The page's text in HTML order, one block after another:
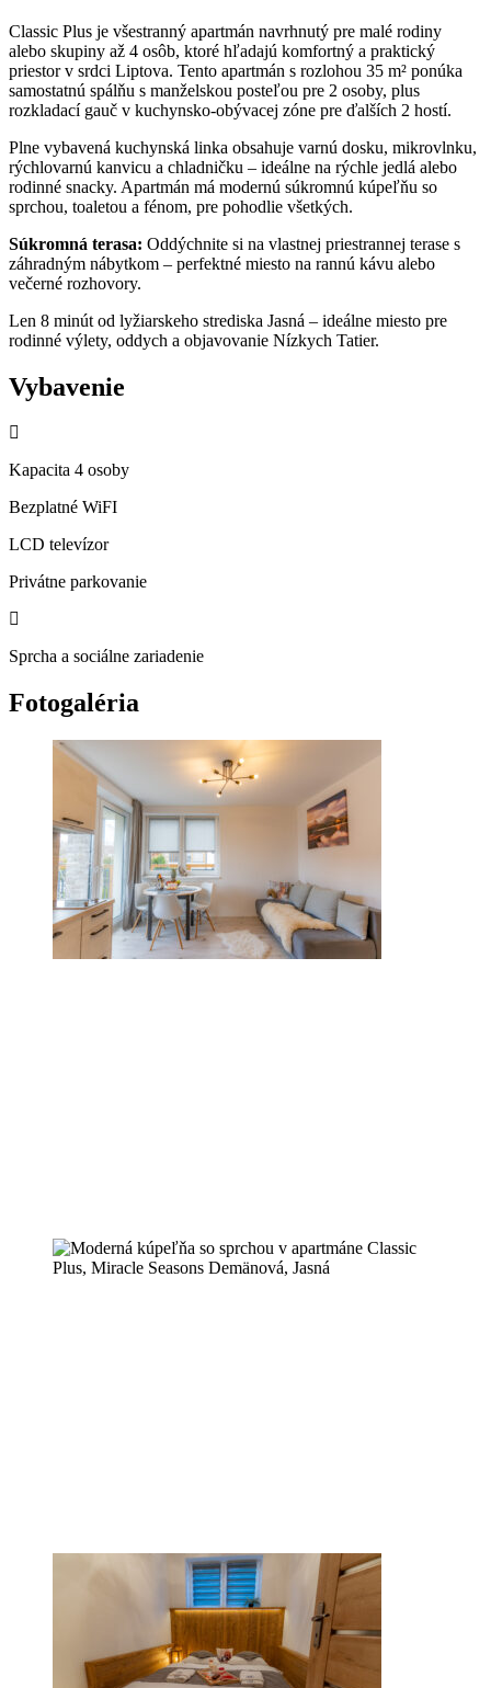
Classic Plus je všestranný apartmán navrhnutý pre malé rodiny
alebo skupiny až 4 osôb, ktoré hľadajú komfortný a praktický
priestor v srdci Liptova. Tento apartmán s rozlohou 35 m² ponúka
samostatnú spálňu s manželskou posteľou pre 2 osoby, plus
rozkladací gauč v kuchynsko-obývacej zóne pre ďalších 2 hostí.
Plne vybavená kuchynská linka obsahuje varnú dosku, mikrovlnku,
rýchlovarnú kanvicu a chladničku – ideálne na rýchle jedlá alebo
rodinné snacky. Apartmán má modernú súkromnú kúpeľňu so
sprchou, toaletou a fénom, pre pohodlie všetkých.
Súkromná terasa: Oddýchnite si na vlastnej priestrannej terase s
záhradným nábytkom – perfektné miesto na rannú kávu alebo
večerné rozhovory.
Len 8 minút od lyžiarskeho strediska Jasná – ideálne miesto pre
rodinné výlety, oddych a objavovanie Nízkych Tatier.
Vybavenie
Kapacita 4 osoby
Bezplatné WiFI
LCD televízor
Privátne parkovanie
Sprcha a sociálne zariadenie
Fotogaléria